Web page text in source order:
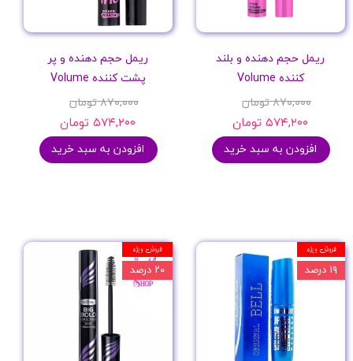
ریمل حجم دهنده و بلند
کننده Volume
۸۷۰,۰۰۰ تومان
۵۷۴,۲۰۰ تومان
افزودن به سبد خرید
ریمل حجم دهنده و پر
پشت کننده Volume
۸۷۰,۰۰۰ تومان
۵۷۴,۲۰۰ تومان
افزودن به سبد خرید
فروش ویژه
۱۹ درصد
فروش ویژه
۲۰ درصد